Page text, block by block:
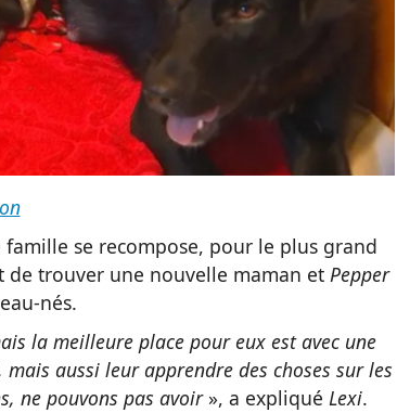
se recompose, pour le plus grand
de trouver une nouvelle maman et Pepper
nés.
la meilleure place pour eux est avec une
aussi leur apprendre des choses sur les
ne pouvons pas avoir », a expliqué Lexi.